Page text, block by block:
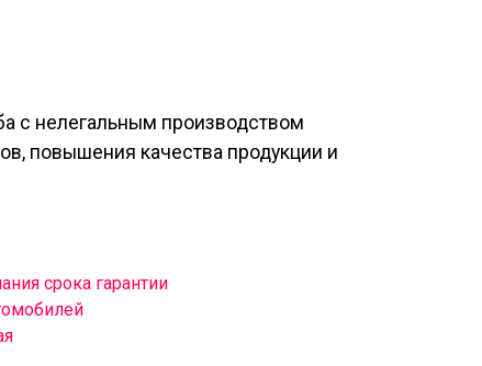
с нелегальным производством
повышения качества продукции и
срока гарантии